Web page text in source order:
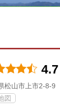
4.7
松山市上市2-8-9
図